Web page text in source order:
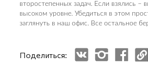
второстепенных задач. Если взялись –
высоком уровне. Убедиться в этом
заглянуть в наш офис. Все остальное
Поделиться: